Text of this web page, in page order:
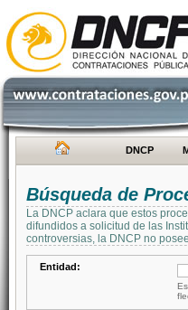
DNCP
Búsqueda de
La DNCP aclara que estos
difundidos a solicitud de las
controversias, la DNCP no
Entidad: